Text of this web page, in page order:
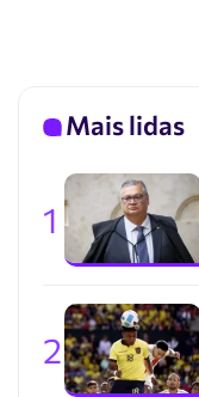
Mais lidas
1
2